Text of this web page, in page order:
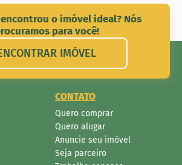
o imóvel ideal? Nós
para você!
IMÓVEL
CONTATO
Quero comprar
Quero alugar
Anuncie seu imóvel
Seja parceiro